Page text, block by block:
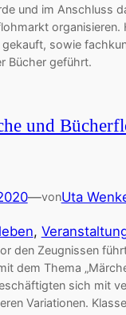
und im Anschluss
organisieren.
sowie
Bücher geführt.
und
—vonUta
,
den Zeugnissen
dem Thema
sich mit
Variationen.